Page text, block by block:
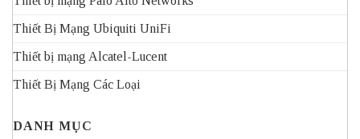
Thiết Bị Mạng Ubiquiti UniFi
Thiết bị mạng Alcatel-Lucent
Thiết Bị Mạng Các Loại
DANH MỤC